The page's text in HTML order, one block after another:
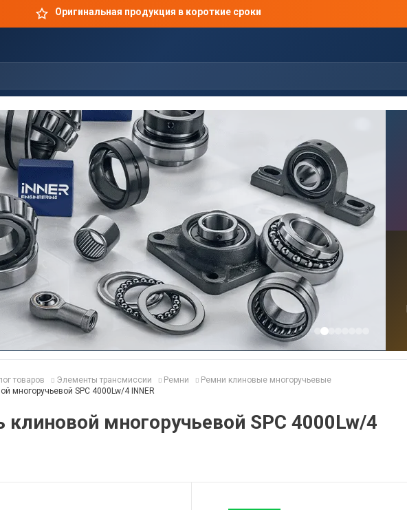
Оригинальная продукция в короткие сроки
товаров Элементы трансмиссии Ремни
Ремни клиновые многоручьевые
многоручьевой SPC 4000Lw/4 INNER
клиновой многоручьевой SPC 4000Lw/4